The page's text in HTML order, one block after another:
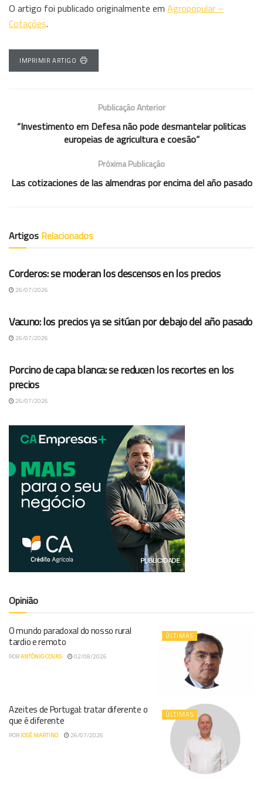
O artigo foi publicado originalmente em Agropopular –
Cotações.
IMPRIMIR ARTIGO
Publicação Anterior
“Investimento em Defesa não pode desmantelar politicas
europeias de agricultura e coesão”
Próxima Publicação
Las cotizaciones de las almendras por encima del año pasado
Artigos Relacionados
COTAÇÕES ES
Corderos: se moderan los descensos en los precios
26/07/2026
Vacuno: los precios ya se sitúan por debajo del año pasado
26/07/2026
Porcino de capa blanca: se reducen los recortes en los
precios
26/07/2026
Opinião
ÚLTIMAS
O mundo paradoxal do nosso rural
tardio e remoto
PORANTÓNIO COVAS 02/08/2026
ÚLTIMAS
Azeites de Portugal: tratar diferente o
que é diferente
PORJOSÉ MARTINO 26/07/2026